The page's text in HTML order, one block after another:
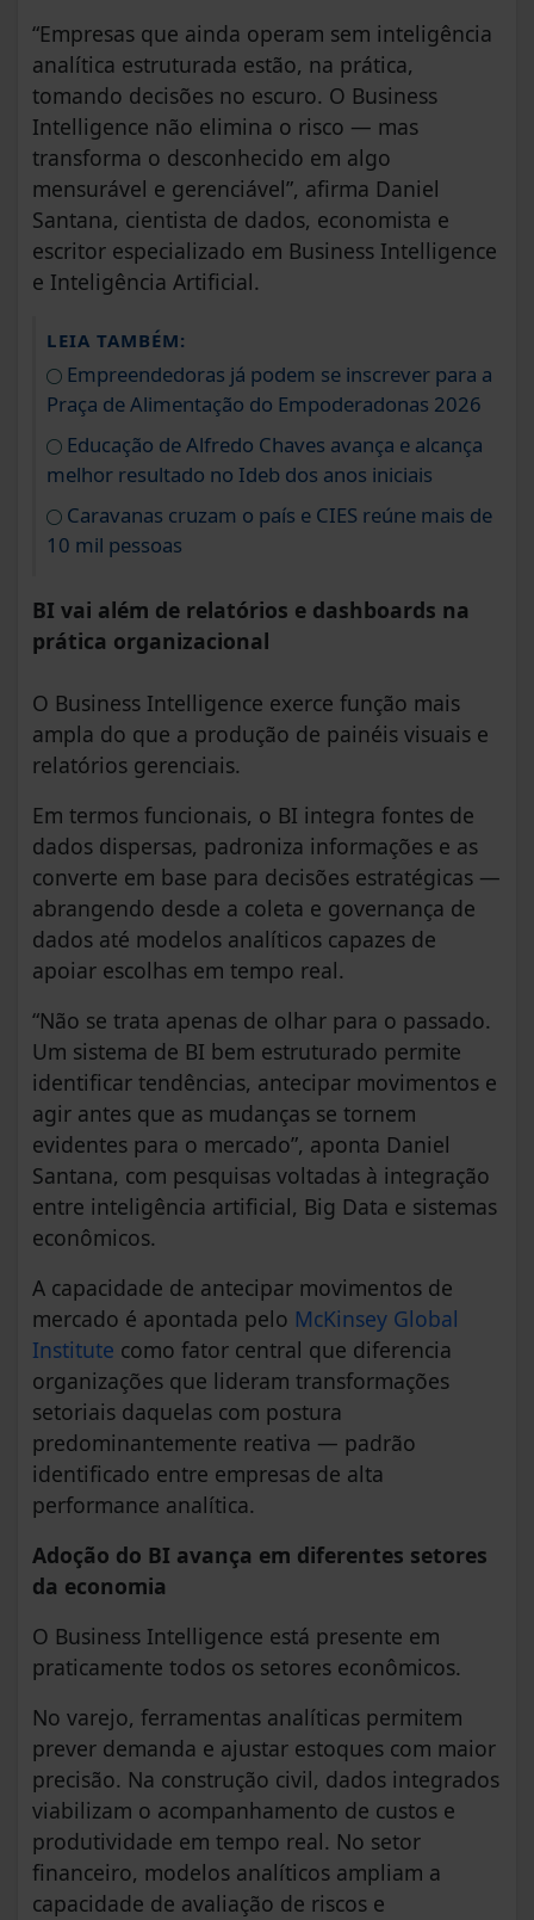
“Empresas que ainda operam sem inteligência
analítica estruturada estão, na prática,
tomando decisões no escuro. O Business
Intelligence não elimina o risco — mas
transforma o desconhecido em algo
mensurável e gerenciável”, afirma Daniel
Santana, cientista de dados, economista e
escritor especializado em Business Intelligence
e Inteligência Artificial.
LEIA TAMBÉM:
Empreendedoras já podem se inscrever para a
Praça de Alimentação do Empoderadonas 2026
Educação de Alfredo Chaves avança e alcança
melhor resultado no Ideb dos anos iniciais
Caravanas cruzam o país e CIES reúne mais de
10 mil pessoas
BI vai além de relatórios e dashboards na
prática organizacional
O Business Intelligence exerce função mais
ampla do que a produção de painéis visuais e
relatórios gerenciais.
Em termos funcionais, o BI integra fontes de
dados dispersas, padroniza informações e as
converte em base para decisões estratégicas —
abrangendo desde a coleta e governança de
dados até modelos analíticos capazes de
apoiar escolhas em tempo real.
“Não se trata apenas de olhar para o passado.
Um sistema de BI bem estruturado permite
identificar tendências, antecipar movimentos e
agir antes que as mudanças se tornem
evidentes para o mercado”, aponta Daniel
Santana, com pesquisas voltadas à integração
entre inteligência artificial, Big Data e sistemas
econômicos.
A capacidade de antecipar movimentos de
mercado é apontada pelo McKinsey Global
Institute como fator central que diferencia
organizações que lideram transformações
setoriais daquelas com postura
predominantemente reativa — padrão
identificado entre empresas de alta
performance analítica.
Adoção do BI avança em diferentes setores
da economia
O Business Intelligence está presente em
praticamente todos os setores econômicos.
No varejo, ferramentas analíticas permitem
prever demanda e ajustar estoques com maior
precisão. Na construção civil, dados integrados
viabilizam o acompanhamento de custos e
produtividade em tempo real. No setor
financeiro, modelos analíticos ampliam a
capacidade de avaliação de riscos e